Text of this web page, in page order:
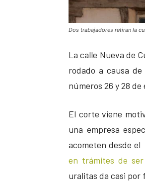
Dos trabajadores retiran la
La calle Nueva de
rodado a causa
números 26 y 28
El corte viene
una empresa
acometen desde
en trámites de
uralitas da casi por